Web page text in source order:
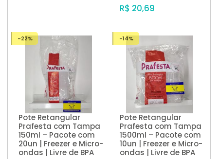
R$ 20,69
-22%
Pote Retangular
Prafesta com Tampa
150ml – Pacote com
20un | Freezer e Micro-
ondas | Livre de BPA
-14%
Pote Retangular
Prafesta com Tampa
1500ml – Pacote com
10un | Freezer e Micro-
ondas | Livre de BPA